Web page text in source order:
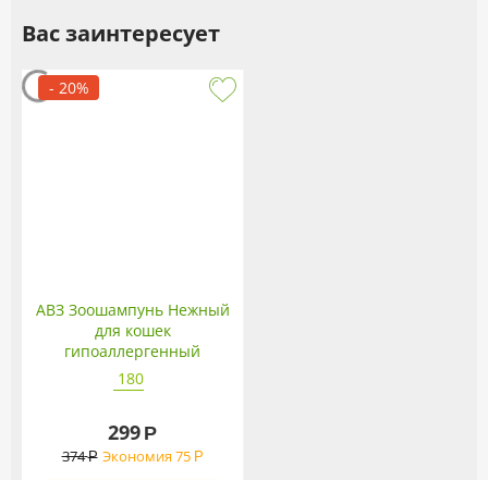
Вас заинтересует
- 20%
АВЗ Зоошампунь Нежный
для кошек
гипоаллергенный
180
299 Р
374 Р Экономия75 Р